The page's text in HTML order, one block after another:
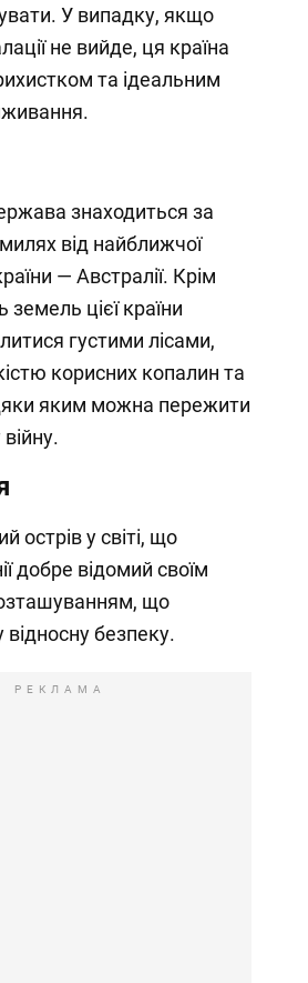
У випадку, якщо
не вийде, ця країна
та ідеальним
знаходиться за
від найближчої
— Австралії. Крім
земель цієї країни
густими лісами,
корисних копалин та
яким можна пережити
острів у світі, що
добре відомий своїм
що
безпеку.
РЕКЛАМА